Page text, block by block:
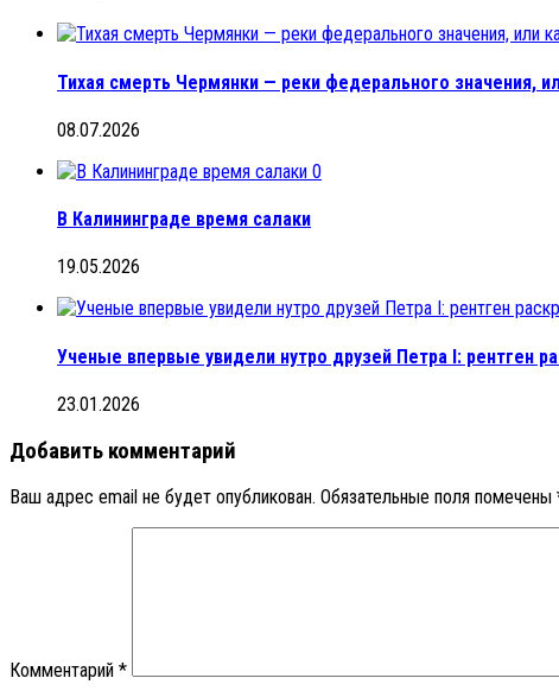
Тихая смерть Чермянки — реки федерального значения,
08.07.2026
0
В Калининграде время салаки
19.05.2026
Ученые впервые увидели нутро друзей Петра I: рентген
23.01.2026
Добавить комментарий
Ваш адрес email не будет опубликован. Обязательные поля помечены
Комментарий *